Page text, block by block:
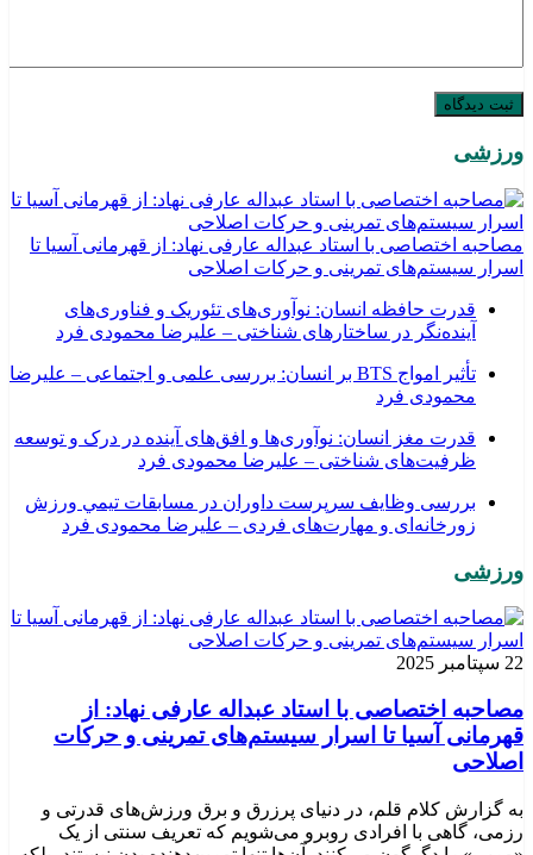
ورزشی
مصاحبه اختصاصی با استاد عبداله عارفی نهاد: از قهرمانی آسیا تا
اسرار سیستم‌های تمرینی و حرکات اصلاحی
قدرت حافظه انسان: نوآوری‌های تئوریک و فناوری‌های
آینده‌نگر در ساختارهای شناختی – علیرضا محمودی فرد
تأثیر امواج BTS بر انسان: بررسی علمی و اجتماعی – علیرضا
محمودی فرد
قدرت مغز انسان: نوآوری‌ها و افق‌های آینده در درک و توسعه
ظرفیت‌های شناختی – علیرضا محمودی فرد
بررسی وظايف سرپرست داوران در مسابقات تیمي ورزش
زورخانه‌ای و مهارت‌های فردی – علیرضا محمودی فرد
ورزشی
22 سپتامبر 2025
مصاحبه اختصاصی با استاد عبداله عارفی نهاد: از
قهرمانی آسیا تا اسرار سیستم‌های تمرینی و حرکات
اصلاحی
به گزارش کلام قلم، در دنیای پرزرق و برق ورزش‌های قدرتی و
رزمی، گاهی با افرادی روبرو می‌شویم که تعریف سنتی از یک